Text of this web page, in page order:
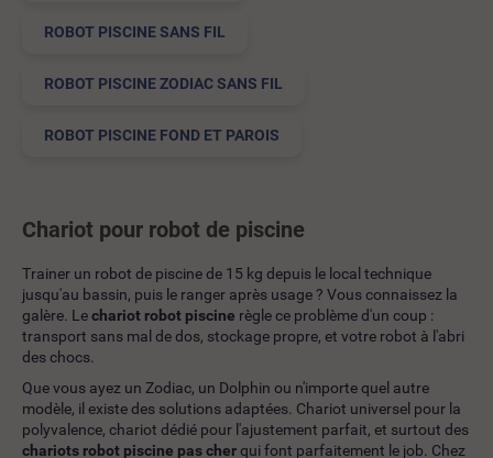
ROBOT PISCINE SANS FIL
ROBOT PISCINE ZODIAC SANS FIL
ROBOT PISCINE FOND ET PAROIS
Chariot pour robot de piscine
Trainer un robot de piscine de 15 kg depuis le local technique
jusqu'au bassin, puis le ranger après usage ? Vous connaissez la
galère. Lechariot robot piscine règle ce problème d'un coup :
transport sans mal de dos, stockage propre, et votre robot à l'abri
des chocs.
Que vous ayez un Zodiac, un Dolphin ou n'importe quel autre
modèle, il existe des solutions adaptées. Chariot universel pour la
polyvalence, chariot dédié pour l'ajustement parfait, et surtout des
chariots robot piscine pas cher qui font parfaitement le job. Chez